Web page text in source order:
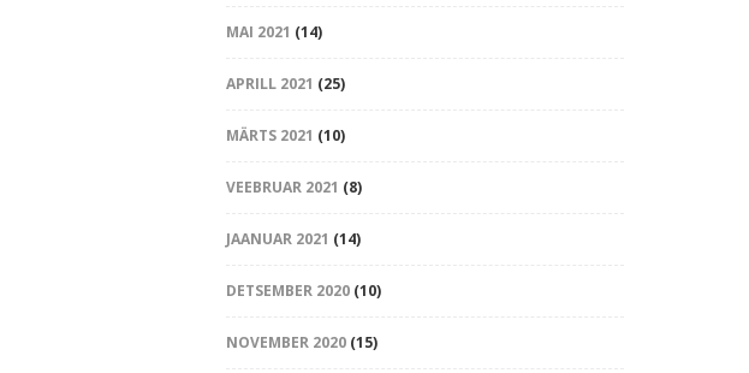
MAI 2021 (14)
APRILL 2021 (25)
MÄRTS 2021 (10)
VEEBRUAR 2021 (8)
JAANUAR 2021 (14)
DETSEMBER 2020(10)
NOVEMBER 2020(15)